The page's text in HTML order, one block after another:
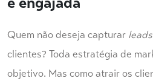
Quem não deseja capturar leads
clientes? Toda estratégia de
objetivo. Mas como atrair os